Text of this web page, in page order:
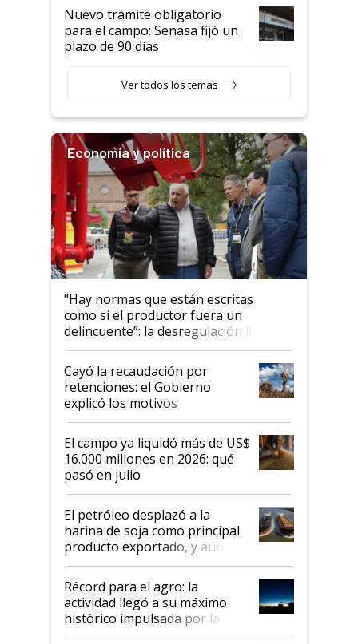
Nuevo trámite obligatorio
para el campo: Senasa fijó un
plazo de 90 días
Ver todos los temas
Economía y política
"Hay normas que están escritas
como si el productor fuera un
delincuente”: la desregulación llegó
al Congreso Aapresid y hasta se
habló del financiamiento al IPCVA
Cayó la recaudación por
retenciones: el Gobierno
explicó los motivos
El campo ya liquidó más de US$
16.000 millones en 2026: qué
pasó en julio
El petróleo desplazó a la
harina de soja como principal
producto exportado, y aún así
el agro aportó casi seis de cada
diez dólares y sostuvo el
liderazgo en un semestre
récord
Récord para el agro: la
actividad llegó a su máximo
histórico impulsada por la
cosecha y las exportaciones